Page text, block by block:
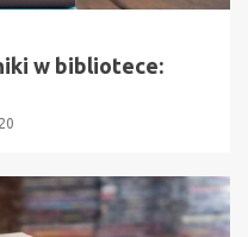
w bibliotece: